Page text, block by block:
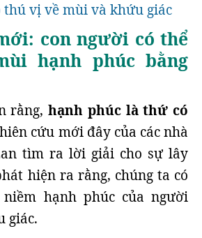
vị về mùi và khứu giác
con người có thể
hạnh phúc bằng
rằng, hạnh phúc là thứ có
cứu mới đây của các nhà
tìm ra lời giải cho sự lây
hiện ra rằng, chúng ta có
hạnh phúc của người
giác.